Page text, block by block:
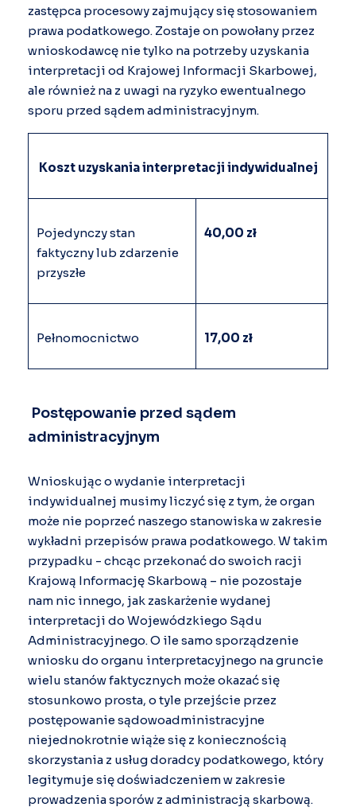
zastępca procesowy zajmujący się stosowaniem
prawa podatkowego. Zostaje on powołany przez
wnioskodawcę nie tylko na potrzeby uzyskania
interpretacji od Krajowej Informacji Skarbowej,
ale również na z uwagi na ryzyko ewentualnego
sporu przed sądem administracyjnym.
Koszt uzyskania interpretacji indywidualnej
Pojedynczy stan
faktyczny lub zdarzenie
przyszłe
40,00 zł
Pełnomocnictwo 17,00 zł
Postępowanie przed sądem
administracyjnym
Wnioskując o wydanie interpretacji
indywidualnej musimy liczyć się z tym, że organ
może nie poprzeć naszego stanowiska w zakresie
wykładni przepisów prawa podatkowego. W takim
przypadku - chcąc przekonać do swoich racji
Krajową Informację Skarbową – nie pozostaje
nam nic innego, jak zaskarżenie wydanej
interpretacji do Wojewódzkiego Sądu
Administracyjnego. O ile samo sporządzenie
wniosku do organu interpretacyjnego na gruncie
wielu stanów faktycznych może okazać się
stosunkowo prosta, o tyle przejście przez
postępowanie sądowoadministracyjne
niejednokrotnie wiąże się z koniecznością
skorzystania z usług doradcy podatkowego, który
legitymuje się doświadczeniem w zakresie
prowadzenia sporów z administracją skarbową.